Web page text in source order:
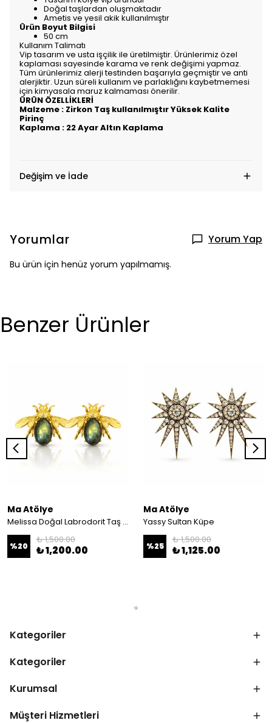
Doğal taşlardan oluşmaktadır
Ametis ve yesil akik kullanılmıştır
Ürün Boyut Bilgisi
50 cm
Kullanım Talimatı
Vip tasarım ve usta işçilik ile üretilmiştir. Ürünlerimiz özel
kaplaması sayesinde karama ve renk değişimi yapmaz.
Tüm ürünlerimiz alerji testinden başarıyla geçmiştir ve anti
alerjiktir. Uzun süreli kullanım ve parlaklığını kaybetmemesi
için kimyasala maruz kalmaması önerilir.
ÜRÜN ÖZELLİKLERİ
Malzeme : Zirkon Taş kullanılmıştır Yüksek Kalite
Pirinç
Kaplama : 22 Ayar Altın Kaplama
Değişim ve İade
Yorumlar Yorum Yap
Bu ürün için henüz yorum yapılmamış.
Benzer Ürünler
Ma Atölye
Melissa Doğal Labrodorit Taş Detaylı Küpe
%20
₺ 1,500.00
₺ 1,200.00
Ma Atölye
Yassy Sultan Küpe
%25
₺ 1,500.00
₺ 1,125.00
Kategoriler
Kategoriler
Kurumsal
Müşteri Hizmetleri